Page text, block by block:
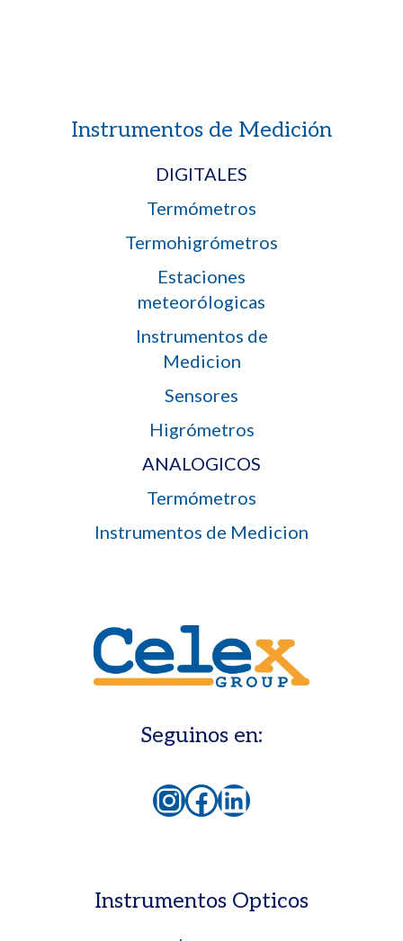
Instrumentos de Medición
DIGITALES
Termómetros
Termohigrómetros
Estaciones
meteorólogicas
Instrumentos de
Medicion
Sensores
Higrómetros
ANALOGICOS
Termómetros
Instrumentos de Medicion
Seguinos en:
Instagram
Facebook
LinkedIn
Instrumentos Opticos